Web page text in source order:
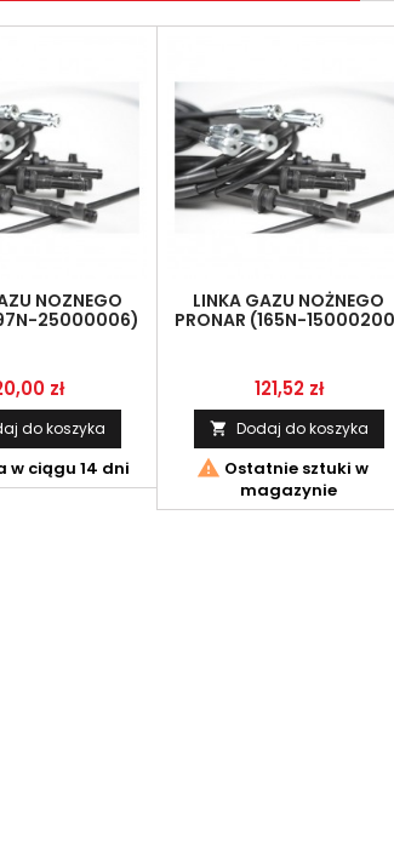
NOZNEGO
25000006)
zł
do koszyka
w ciągu 14 dni
LINKA GAZU NOŻNEGO
PRONAR (165N-
Cena
121,52 zł
 Dodaj do koszyka
 Ostatnie sztuki w
magazynie